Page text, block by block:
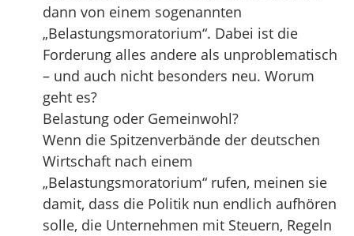
dann von einem sogenannten
„Belastungsmoratorium“. Dabei ist die
Forderung alles andere als unproblematisch
– und auch nicht besonders neu. Worum
geht es?
Belastung oder Gemeinwohl?
Wenn die Spitzenverbände der deutschen
Wirtschaft nach einem
„Belastungsmoratorium“ rufen, meinen sie
damit, dass die Politik nun endlich aufhören
solle, die Unternehmen mit Steuern, Regeln